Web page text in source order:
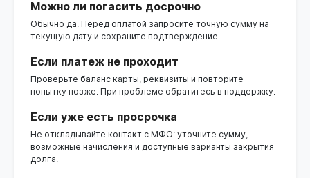
Можно ли погасить досрочно
Обычно да. Перед оплатой запросите точную сумму на
текущую дату и сохраните подтверждение.
Если платеж не проходит
Проверьте баланс карты, реквизиты и повторите
попытку позже. При проблеме обратитесь в поддержку.
Если уже есть просрочка
Не откладывайте контакт с МФО: уточните сумму,
возможные начисления и доступные варианты закрытия
долга.